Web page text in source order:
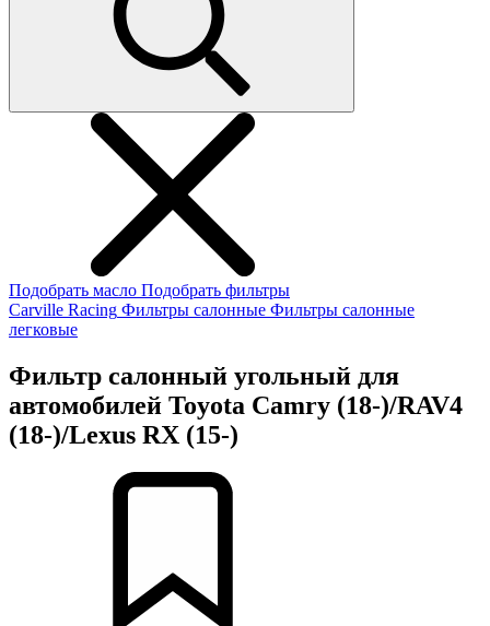
Подобрать масло Подобрать фильтры
Carville Racing Фильтры салонные Фильтры салонные
легковые
Фильтр салонный угольный для
автомобилей Toyota Camry (18-)/RAV4
(18-)/Lexus RX (15-)